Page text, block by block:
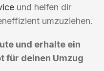
und helfen dir
umzuziehen.
und erhalte ein
für deinen Umzug